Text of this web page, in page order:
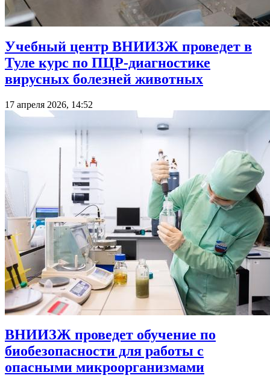
Учебный центр ВНИИЗЖ проведет в
Туле курс по ПЦР-диагностике
вирусных болезней животных
17 апреля 2026, 14:52
ВНИИЗЖ проведет обучение по
биобезопасности для работы с
опасными микроорганизмами